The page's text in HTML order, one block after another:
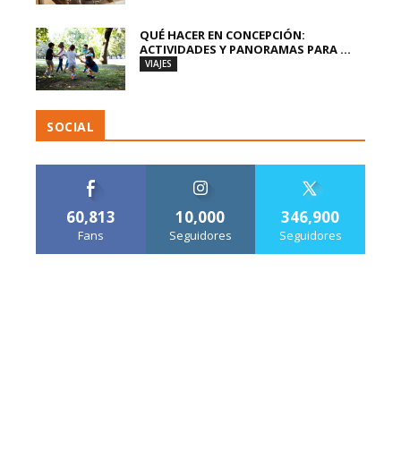
QUÉ HACER EN CONCEPCIÓN:
ACTIVIDADES Y PANORAMAS PARA ...
VIAJES
SOCIAL
60,813
Fans
10,000
Seguidores
346,900
Seguidores